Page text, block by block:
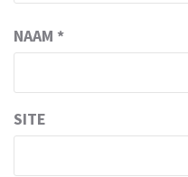
NAAM *
SITE